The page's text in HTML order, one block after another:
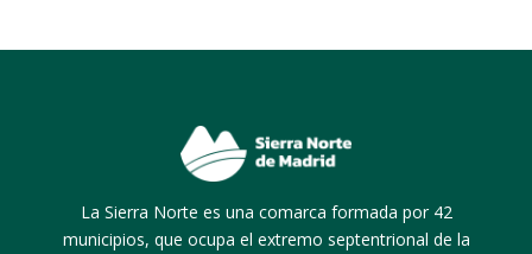
La Sierra Norte es una comarca formada por 42
municipios, que ocupa el extremo septentrional de la